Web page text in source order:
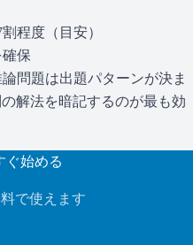
程度（目安）
保
問題は出題パターンが決ま
解法を暗記するのが最も効
ぐ始める
で使えます